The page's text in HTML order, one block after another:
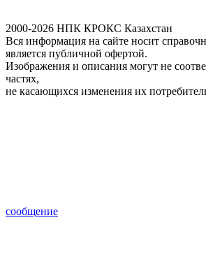
2000-2026 НПК КРОКС Казахстан
Вся информация на сайте носит
является публичной офертой.
Изображения и описания могут не
частях,
не касающихся изменения их
сообщение